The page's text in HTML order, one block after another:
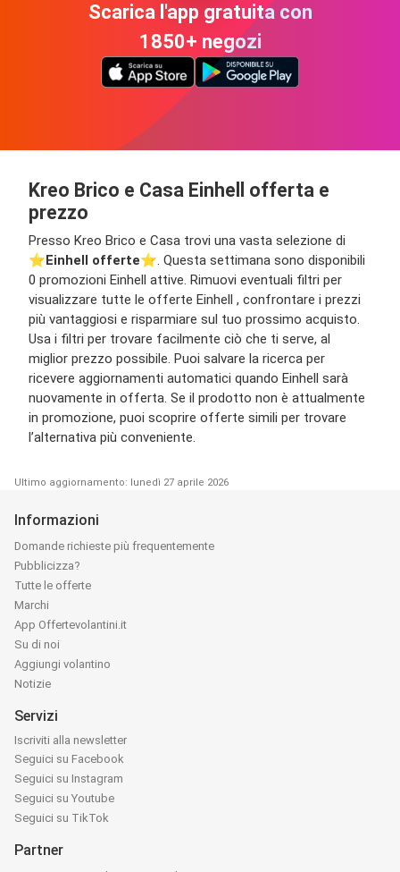
Scarica l'app gratuita con
1850+ negozi
Kreo Brico e Casa Einhell offerta e
prezzo
Presso Kreo Brico e Casa trovi una vasta selezione di
⭐️Einhell offerte⭐️. Questa settimana sono disponibili
0 promozioni Einhell attive. Rimuovi eventuali filtri per
visualizzare tutte le offerte Einhell , confrontare i prezzi
più vantaggiosi e risparmiare sul tuo prossimo acquisto.
Usa i filtri per trovare facilmente ciò che ti serve, al
miglior prezzo possibile. Puoi salvare la ricerca per
ricevere aggiornamenti automatici quando Einhell sarà
nuovamente in offerta. Se il prodotto non è attualmente
in promozione, puoi scoprire offerte simili per trovare
l’alternativa più conveniente.
Ultimo aggiornamento: lunedì 27 aprile 2026
Informazioni
Domande richieste più frequentemente
Pubblicizza?
Tutte le offerte
Marchi
App Offertevolantini.it
Su di noi
Aggiungi volantino
Notizie
Servizi
Iscriviti alla newsletter
Seguici su Facebook
Seguici su Instagram
Seguici su Youtube
Seguici su TikTok
Partner